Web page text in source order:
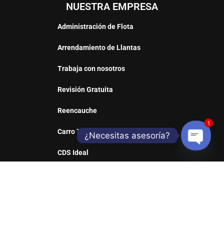
NUESTRA EMPRESA
Administración de Flota
Arrendamiento de Llantas
Trabaja con nosotros
Revisión Gratuita
Reencauche
Carro Taller
CDS Ideal
¿Necesitas asesoría?
1